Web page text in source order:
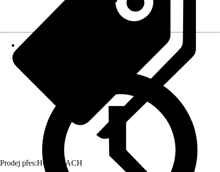
Prodej přes:HORNBACH